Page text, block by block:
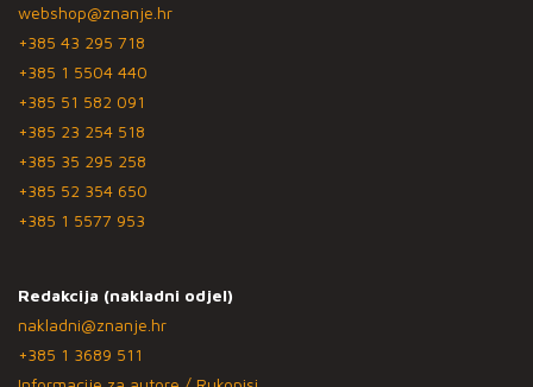
webshop@znanje.hr
+385 43 295 718
+385 1 5504 440
+385 51 582 091
+385 23 254 518
+385 35 295 258
+385 52 354 650
+385 1 5577 953
Redakcija (nakladni odjel)
nakladni@znanje.hr
+385 1 3689 511